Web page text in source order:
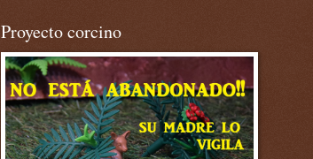
Proyecto corcino